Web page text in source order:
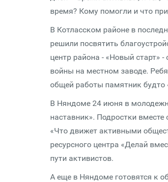
время? Кому помогли и что
В Котласском районе в
решили посвятить
центр района - «Новый старт»
войны на местном заводе.
общей работы памятник будто
В Няндоме 24 июня в
наставник». Подростки
«Что движет активными
ресурсного центра «Делай
пути активистов.
А еще в Няндоме готовятся к